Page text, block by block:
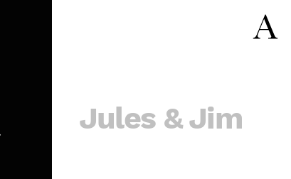
Jules & Jim